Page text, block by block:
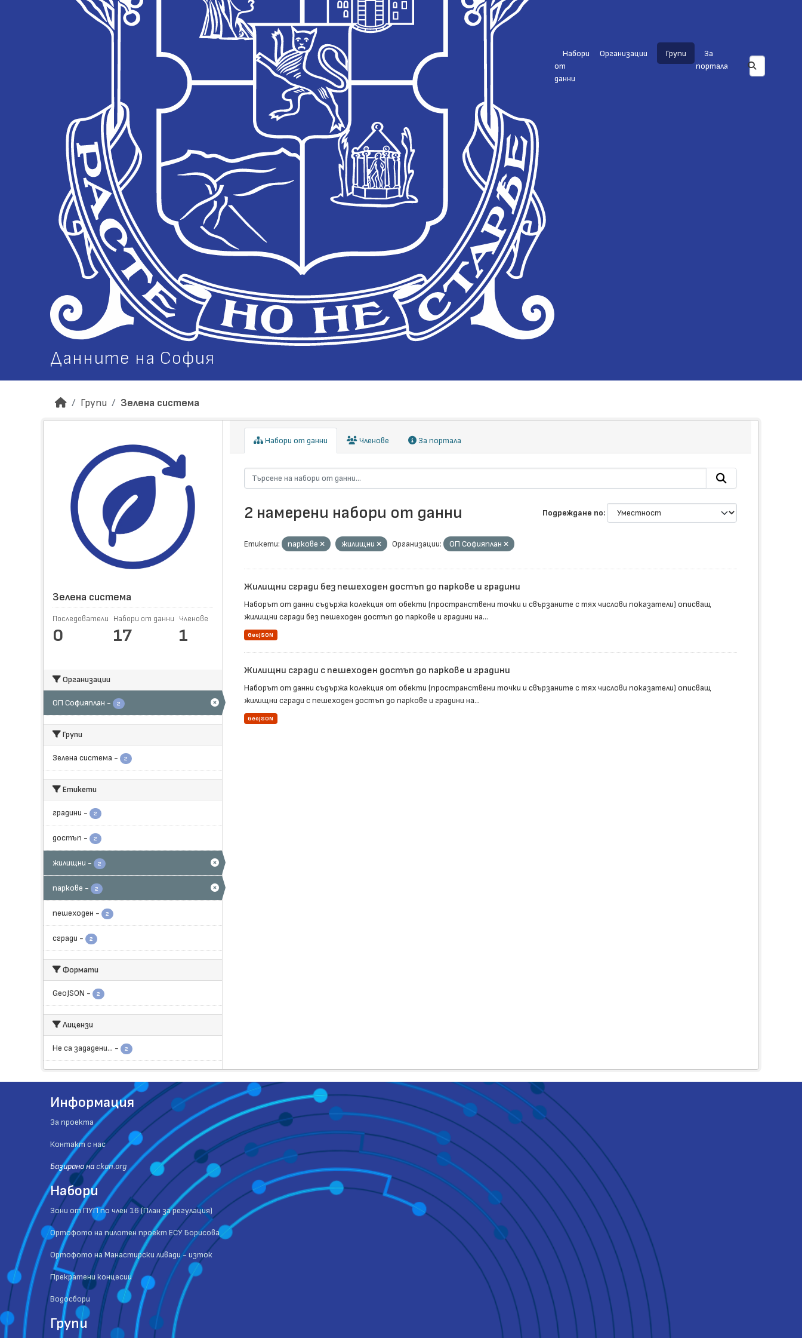
Данните на София
Набори
от
данни
Организации Групи
За
портала
Групи Зелена система
Зелена система
Последователи
0
Набори от данни
17
Членове
1
Организации
ОП Софияплан - 2
Групи
Зелена система - 2
Етикети
градини - 2
достъп - 2
жилищни - 2
паркове - 2
пешеходен - 2
сгради - 2
Формати
GeoJSON - 2
Лицензи
Не са зададени... - 2
Набори от данни Членове За портала
Подреждане по
2 намерени набори от данни
Етикети: паркове жилищни Организации: ОП Софияплан
Жилищни сгради без пешеходен достъп до паркове и градини
Наборът от данни съдържа колекция от обекти (пространствени точки и свързаните с тях числови показатели) описващ
жилищни сгради без пешеходен достъп до паркове и градини на...
GeoJSON
Жилищни сгради с пешеходен достъп до паркове и градини
Наборът от данни съдържа колекция от обекти (пространствени точки и свързаните с тях числови показатели) описващ
жилищни сгради с пешеходен достъп до паркове и градини на...
GeoJSON
Информация
За проекта
Контакт с нас
Базиранo на ckan.org
Набори
Зони от ПУП по член 16 (План за регулация)
Ортофото на пилотен проект ЕСУ Борисова
Ортофото на Манастирски ливади - изток
Прекратени концесии
Водосбори
Групи